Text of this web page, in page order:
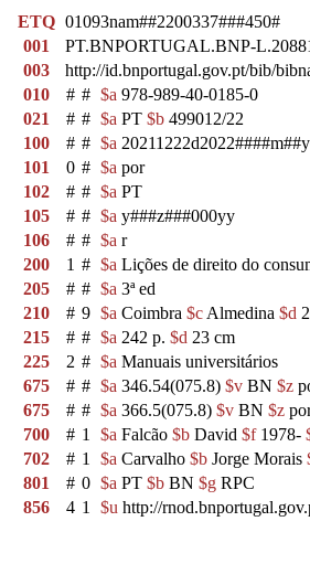
ETQ 01093nam##2200337###450#
001
PT.BNPORTUGAL.BNP-
003
http://id.bnportugal.gov.pt/bib/
010
# # $a 978-989-40-0185-0
021
# # $a PT $b 499012/22
100
# # $a
101
0 # $a por
102
# # $a PT
105
# # $a y###z###000yy
106
# # $a r
200
1 # $a Lições de direito do
205
# # $a 3ª ed
210
# 9 $a Coimbra $c Almedina $d
215
# # $a 242 p. $d 23 cm
225
2 # $a Manuais universitários
675
# # $a 346.54(075.8) $v BN $z
675
# # $a 366.5(075.8) $v BN $z
700
# 1 $a Falcão $b David $f1978-
702
# 1 $a Carvalho $b Jorge Morais
801
# 0 $a PT $b BN $g RPC
856
4 1 $u http://